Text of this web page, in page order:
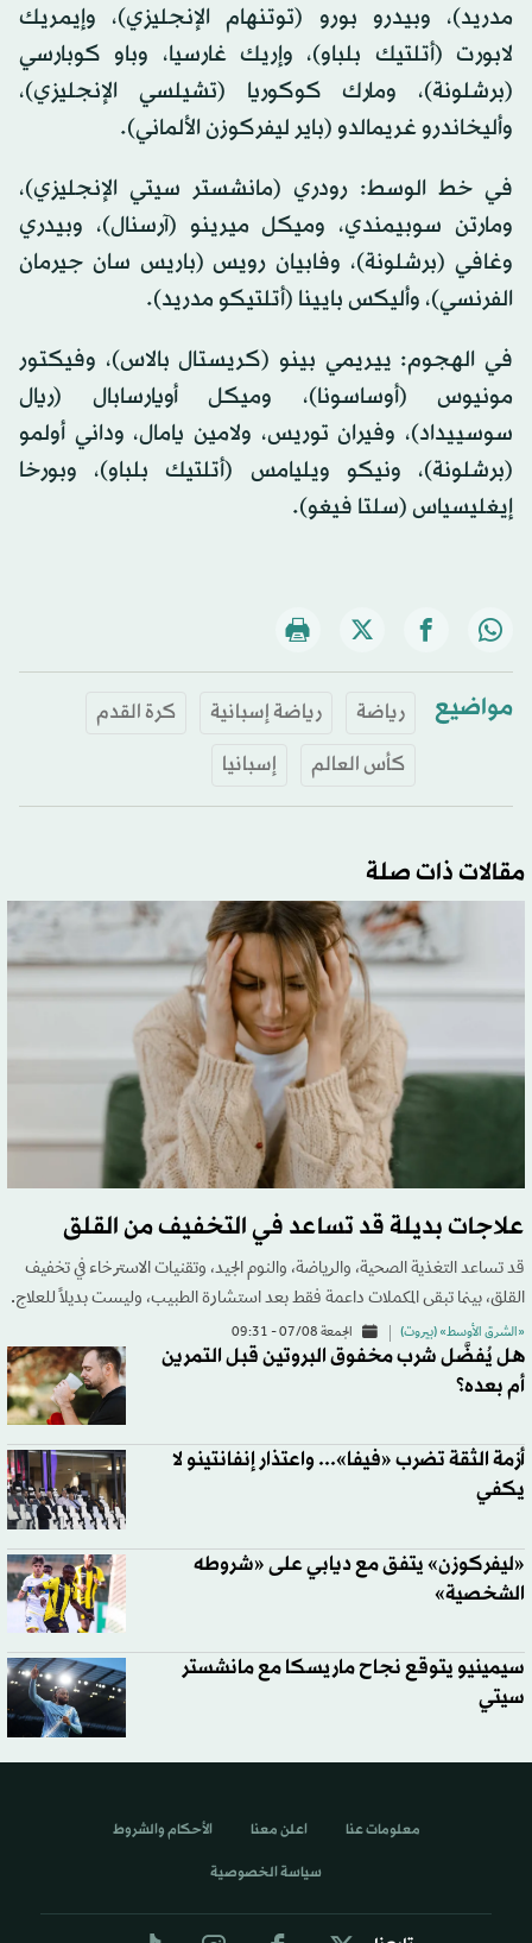
مدريد)، وبيدرو بورو (توتنهام الإنجليزي)، وإيمريك
لابورت (أتلتيك بلباو)، وإريك غارسيا، وباو كوبارسي
(برشلونة)، ومارك كوكوريا (تشيلسي الإنجليزي)،
وأليخاندرو غريمالدو (باير ليفركوزن الألماني).
في خط الوسط: رودري (مانشستر سيتي الإنجليزي)،
ومارتن سوبيمندي، وميكل ميرينو (آرسنال)، وبيدري
وغافي (برشلونة)، وفابيان رويس (باريس سان جيرمان
الفرنسي)، وأليكس بايينا (أتلتيكو مدريد).
في الهجوم: ييريمي بينو (كريستال بالاس)، وفيكتور
مونيوس (أوساسونا)، وميكل أويارسابال (ريال
سوسييداد)، وفيران توريس، ولامين يامال، وداني أولمو
(برشلونة)، ونيكو ويليامس (أتلتيك بلباو)، وبورخا
إيغليسياس (سلتا فيغو).
مواضيع رياضة رياضة إسبانية
كرة القدم
كأس العالم
إسبانيا
مقالات ذات صلة
علاجات بديلة قد تساعد في التخفيف من القلق
قد تساعد التغذية الصحية، والرياضة، والنوم الجيد، وتقنيات الاسترخاء في تخفيف
القلق، بينما تبقى المكملات داعمة فقط بعد استشارة الطبيب، وليست بديلاً للعلاج.
«الشرق الأوسط» (بيروت) الجمعة 07/08 - 09:31
هل يُفضَّل شرب مخفوق البروتين قبل التمرين
أم بعده؟
أزمة الثقة تضرب «فيفا»... واعتذار إنفانتينو لا
يكفي
«ليفركوزن» يتفق مع ديابي على «شروطه
الشخصية»
سيمينيو يتوقع نجاح ماريسكا مع مانشستر
سيتي
معلومات عنا اعلن معنا الأحكام والشروط
سياسة الخصوصية